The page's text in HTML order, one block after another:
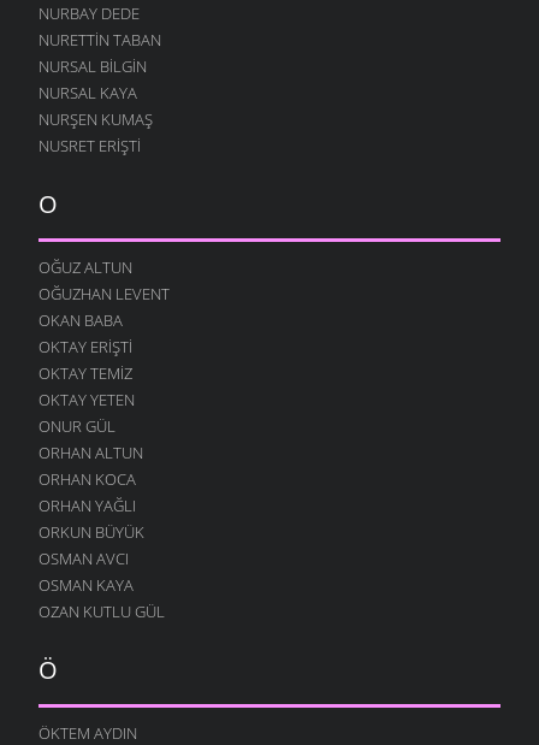
NURBAY DEDE
NURETTIN TABAN
NURSAL BILGIN
NURSAL KAYA
NURŞEN KUMAŞ
NUSRET ERIŞTI
O
OĞUZ ALTUN
OĞUZHAN LEVENT
OKAN BABA
OKTAY ERIŞTI
OKTAY TEMIZ
OKTAY YETEN
ONUR GÜL
ORHAN ALTUN
ORHAN KOCA
ORHAN YAĞLI
ORKUN BÜYÜK
OSMAN AVCI
OSMAN KAYA
OZAN KUTLU GÜL
Ö
ÖKTEM AYDIN